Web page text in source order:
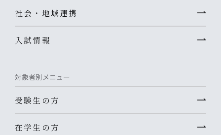
社会・地域連携
入試情報
対象者別メニュー
受験生の方
在学生の方